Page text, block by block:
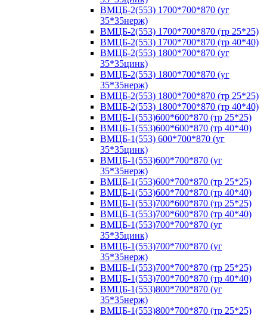
ВМЦБ-2(553) 1700*700*870 (уг
35*35нерж)
ВМЦБ-2(553) 1700*700*870 (тр 25*25)
ВМЦБ-2(553) 1700*700*870 (тр 40*40)
ВМЦБ-2(553) 1800*700*870 (уг
35*35цинк)
ВМЦБ-2(553) 1800*700*870 (уг
35*35нерж)
ВМЦБ-2(553) 1800*700*870 (тр 25*25)
ВМЦБ-2(553) 1800*700*870 (тр 40*40)
ВМЦБ-1(553)600*600*870 (тр 25*25)
ВМЦБ-1(553)600*600*870 (тр 40*40)
ВМЦБ-1(553) 600*700*870 (уг
35*35цинк)
ВМЦБ-1(553)600*700*870 (уг
35*35нерж)
ВМЦБ-1(553)600*700*870 (тр 25*25)
ВМЦБ-1(553)600*700*870 (тр 40*40)
ВМЦБ-1(553)700*600*870 (тр 25*25)
ВМЦБ-1(553)700*600*870 (тр 40*40)
ВМЦБ-1(553)700*700*870 (уг
35*35цинк)
ВМЦБ-1(553)700*700*870 (уг
35*35нерж)
ВМЦБ-1(553)700*700*870 (тр 25*25)
ВМЦБ-1(553)700*700*870 (тр 40*40)
ВМЦБ-1(553)800*700*870 (уг
35*35нерж)
ВМЦБ-1(553)800*700*870 (тр 25*25)